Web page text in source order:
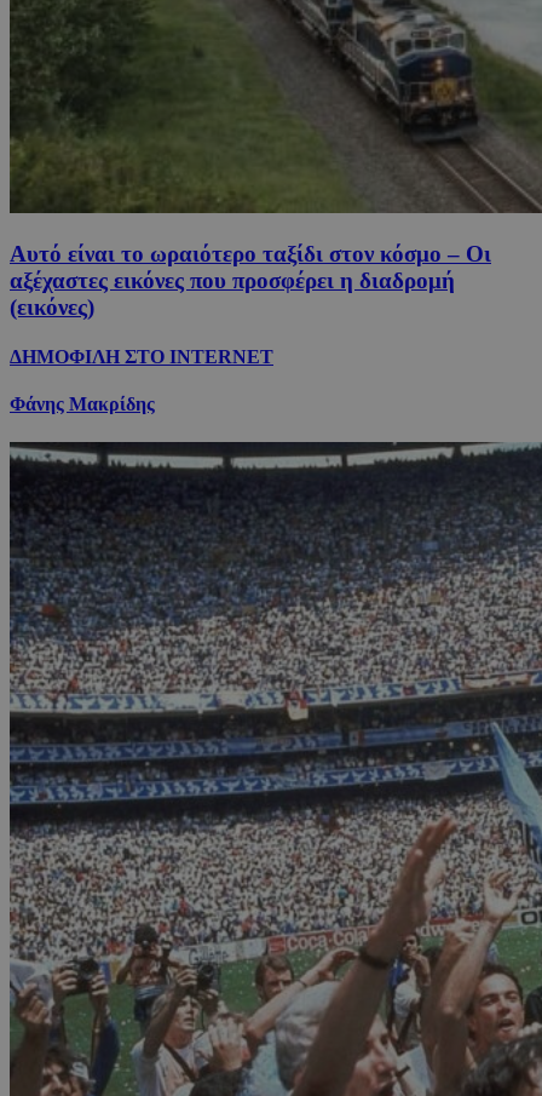
Αυτό είναι το ωραιότερο ταξίδι στον κόσμο – Οι
αξέχαστες εικόνες που προσφέρει η διαδρομή
(εικόνες)
ΔΗΜΟΦΙΛΗ ΣΤΟ INTERNET
Φάνης Μακρίδης